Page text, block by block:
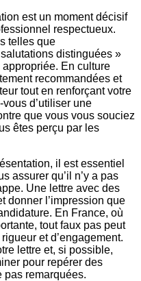
est un moment décisif
respectueux.
telles que
distinguées »
En culture
recommandées et
tout en renforçant votre
d’utiliser une
que vous vous souciez
êtes perçu par les
il est essentiel
assurer qu’il n’y a pas
Une lettre avec des
donner l’impression que
En France, où
tout faux pas peut
et d’engagement.
lettre et, si possible,
pour repérer des
pas remarquées.